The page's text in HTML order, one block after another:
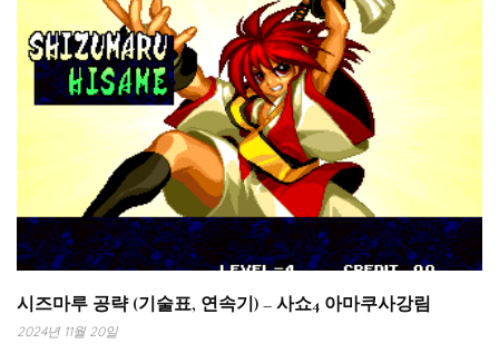
시즈마루 공략 (기술표, 연속기) – 사쇼4 아마쿠사강림
2024년 11월 20일